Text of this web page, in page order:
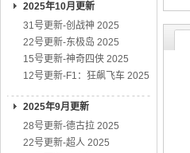
2025年10月更新
31号更新-创战神 2025
22号更新-东极岛 2025
15号更新-神奇四侠 2025
12号更新-F1：狂飙飞车 2025
2025年9月更新
28号更新-德古拉 2025
22号更新-超人 2025